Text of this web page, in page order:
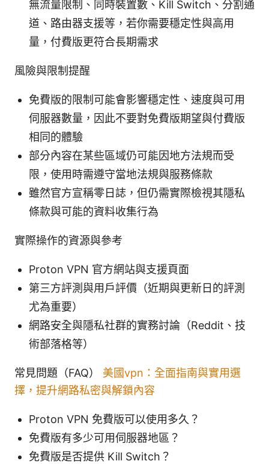
無流量限制、同時裝置數、Kill Switch、分割通
道、路由器支援等，若你需要穩定性與高用
量，付費版更符合長期需求
風險與限制提醒
免費版的限制可能會影響穩定性、速度與可用
伺服器數量，因此不要對免費版期望與付費版
相同的體驗
部分內容在某些區域仍可能因地方法規而受
限，使用時需遵守當地法規與服務條款
雖然官方宣稱零日誌，但仍需實際檢視其隱私
條款與可能的資料收集行為
實際操作的資源與參考
Proton VPN 官方網站與支援頁面
第三方評測與用戶評價（近期與更新日的評測
尤為重要）
網路安全與隱私社群的實務討論（Reddit、技
術部落格等）
常見問題（FAQ） 美國vpn：全面指南與實用選
擇，提升網路私密與解鎖內容
Proton VPN 免費版可以使用多久？
免費版有多少可用伺服器地區？
免費版是否提供 Kill Switch？